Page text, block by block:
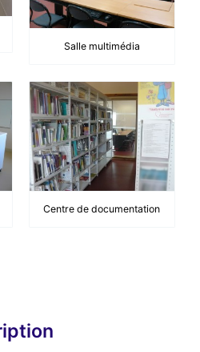
Salle multimédia
Centre de documentation